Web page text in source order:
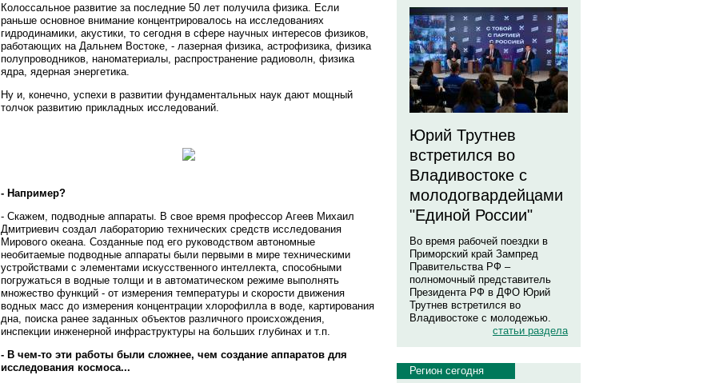
Колоссальное развитие за последние 50 лет получила физика. Если
раньше основное внимание концентрировалось на исследованиях
гидродинамики, акустики, то сегодня в сфере научных интересов физиков,
работающих на Дальнем Востоке, - лазерная физика, астрофизика, физика
полупроводников, наноматериалы, распространение радиоволн, физика
ядра, ядерная энергетика.
Ну и, конечно, успехи в развитии фундаментальных наук дают мощный
толчок развитию прикладных исследований.
- Например?
- Скажем, подводные аппараты. В свое время профессор Агеев Михаил
Дмитриевич создал лабораторию технических средств исследования
Мирового океана. Созданные под его руководством автономные
необитаемые подводные аппараты были первыми в мире техническими
устройствами с элементами искусственного интеллекта, способными
погружаться в водные толщи и в автоматическом режиме выполнять
множество функций - от измерения температуры и скорости движения
водных масс до измерения концентрации хлорофилла в воде, картирования
дна, поиска ранее заданных объектов различного происхождения,
инспекции инженерной инфраструктуры на больших глубинах и т.п.
- В чем-то эти работы были сложнее, чем создание аппаратов для
исследования космоса...
Юрий Трутнев
встретился во
Владивостоке с
молодогвардейцами
"Единой России"
Во время рабочей поездки в
Приморский край Зампред
Правительства РФ –
полномочный представитель
Президента РФ в ДФО Юрий
Трутнев встретился во
Владивостоке с молодежью.
статьи раздела
Регион сегодня